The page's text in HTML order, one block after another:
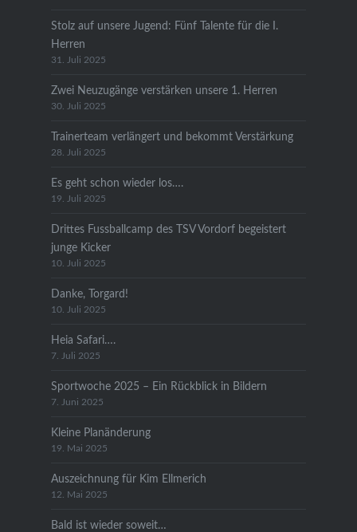
Stolz auf unsere Jugend: Fünf Talente für die I.
Herren
31. Juli 2025
Zwei Neuzugänge verstärken unsere 1. Herren
30. Juli 2025
Trainerteam verlängert und bekommt Verstärkung
28. Juli 2025
Es geht schon wieder los….
19. Juli 2025
Drittes Fussballcamp des TSV Vordorf begeistert
junge Kicker
10. Juli 2025
Danke, Torgard!
10. Juli 2025
Heia Safari….
7. Juli 2025
Sportwoche 2025 – Ein Rückblick in Bildern
7. Juni 2025
Kleine Planänderung
19. Mai 2025
Auszeichnung für Kim Ellmerich
12. Mai 2025
Bald ist wieder soweit…